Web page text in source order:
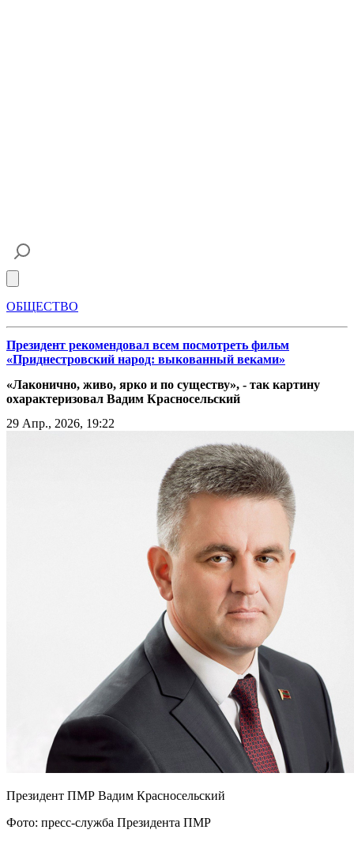
ОБЩЕСТВО
Президент рекомендовал всем посмотреть фильм
«Приднестровский народ: выкованный веками»
«Лаконично, живо, ярко и по существу», - так картину
охарактеризовал Вадим Красносельский
29 Апр., 2026, 19:22
Президент ПМР Вадим Красносельский
Фото: пресс-служба Президента ПМР